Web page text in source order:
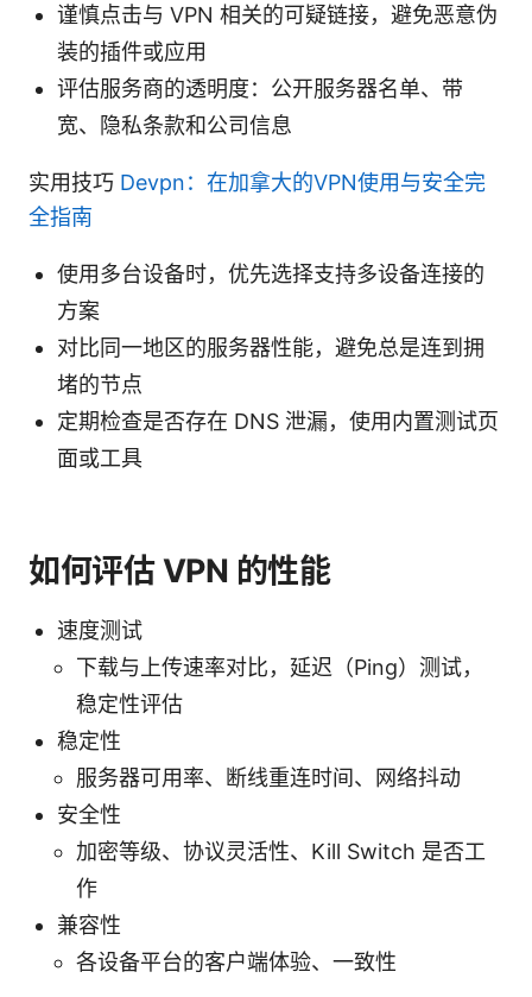
谨慎点击与 VPN 相关的可疑链接，避免恶意伪
装的插件或应用
评估服务商的透明度：公开服务器名单、带
宽、隐私条款和公司信息
实用技巧 Devpn：在加拿大的VPN使用与安全完
全指南
使用多台设备时，优先选择支持多设备连接的
方案
对比同一地区的服务器性能，避免总是连到拥
堵的节点
定期检查是否存在 DNS 泄漏，使用内置测试页
面或工具
如何评估 VPN 的性能
速度测试
下载与上传速率对比，延迟（Ping）测试，
稳定性评估
稳定性
服务器可用率、断线重连时间、网络抖动
安全性
加密等级、协议灵活性、Kill Switch 是否工
作
兼容性
各设备平台的客户端体验、一致性